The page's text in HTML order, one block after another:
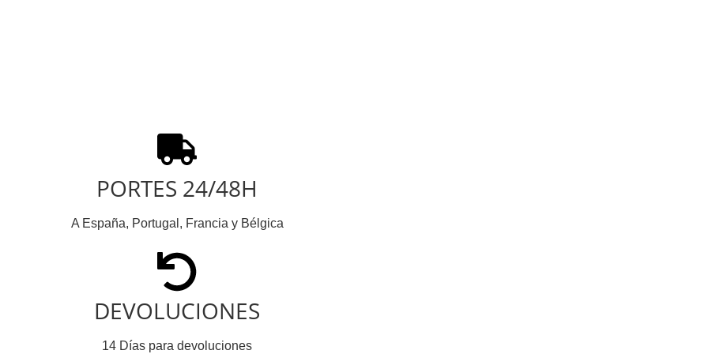
PORTES 24/48H
A España, Portugal, Francia y Bélgica
DEVOLUCIONES
14 Días para devoluciones